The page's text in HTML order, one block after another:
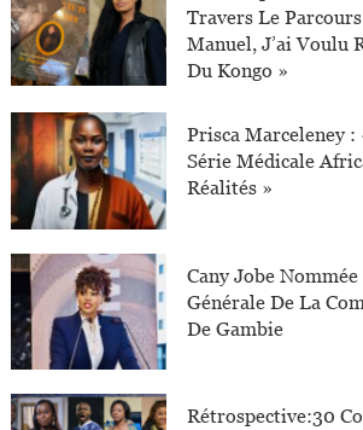
Travers Le
Manuel, J’ai Voulu
Du Kongo »
Prisca Marceleney
Série Médicale
Réalités »
Cany Jobe
Générale De La
De Gambie
Rétrospective:30